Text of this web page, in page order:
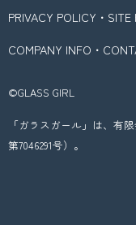
PRIVACY POLICY・SITE
COMPANY INFO・
©︎GLASS GIRL
「ガラスガール」は、有
第7046291号）。